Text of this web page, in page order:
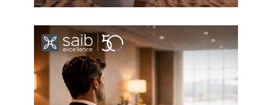
الخبراء والشركات.